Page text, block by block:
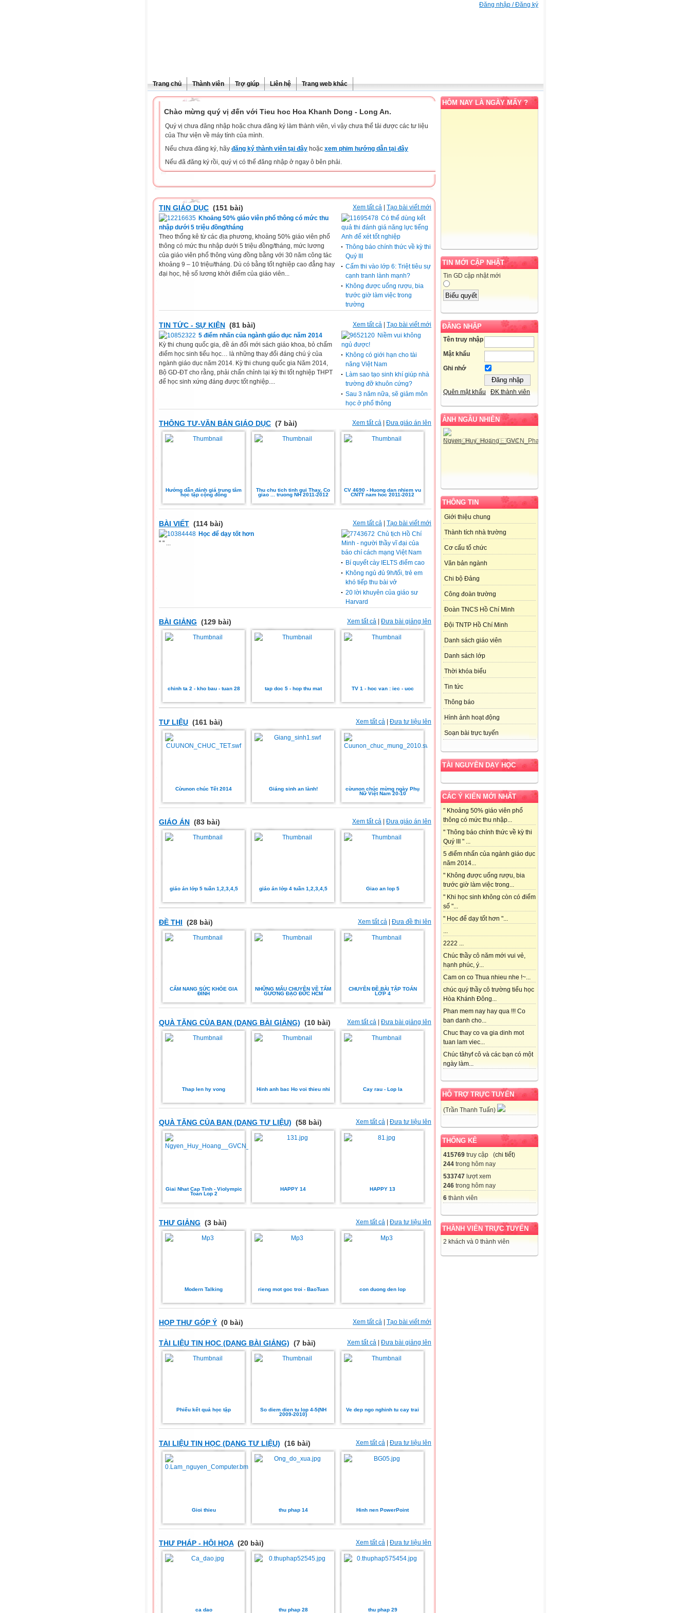
Đăng nhập / Đăng ký
Trang chủ Thành viên Trợ giúp Liên hệ Trang web khác
HÔM NAY LÀ NGÀY MẤY ?
TIN MỚI CẬP NHẬT
Tin GD cập nhật mới
ĐĂNG NHẬP
Tên truy nhập
Mật khẩu
Ghi nhớ
Quên mật khẩu ĐK thành viên
ẢNH NGẪU NHIÊN
THÔNG TIN
Giới thiệu chung
Thành tích nhà trường
Cơ cấu tổ chức
Văn bản ngành
Chi bộ Đảng
Công đoàn trường
Đoàn TNCS Hồ Chí Minh
Đội TNTP Hồ Chí Minh
Danh sách giáo viên
Danh sách lớp
Thời khóa biểu
Tin tức
Thông báo
Hình ảnh hoạt động
Soạn bài trực tuyến
TÀI NGUYÊN DẠY HỌC
CÁC Ý KIẾN MỚI NHẤT
" Khoảng 50% giáo viên phổ
thông có mức thu nhập...
" Thông báo chính thức về kỳ thi
Quý III " ...
5 điểm nhấn của ngành giáo dục
năm 2014...
" Không được uống rượu, bia
trước giờ làm việc trong...
" Khi học sinh không còn có điểm
số "...
" Học để dạy tốt hơn "...
2222 ...
Chúc thầy cô năm mới vui vẻ,
hạnh phúc, ý...
Cam on co Thua nhieu nhe !~...
chúc quý thầy cô trường tiểu học
Hòa Khánh Đông...
Phan mem nay hay qua !!! Co
ban danh cho...
Chuc thay co va gia dinh mot
tuan lam viec...
Chúc tâhyf cô và các bạn có một
ngày làm...
HỖ TRỢ TRỰC TUYẾN
(Trần Thanh Tuấn)
THỐNG KÊ
415769 truy cập (chi tiết)
244 trong hôm nay
533747 lượt xem
246 trong hôm nay
6 thành viên
THÀNH VIÊN TRỰC TUYẾN
2 khách và 0 thành viên
Chào mừng quý vị đến với Tieu hoc Hoa Khanh Dong - Long An.
Quý vị chưa đăng nhập hoặc chưa đăng ký làm thành viên, vì vậy chưa thể tải được các tư liệu
của Thư viện về máy tính của mình.
Nếu chưa đăng ký, hãy đăng ký thành viên tại đây hoặc xem phim hướng dẫn tại đây
Nếu đã đăng ký rồi, quý vị có thể đăng nhập ở ngay ô bên phải.
Xem tất cả Tạo bài viết mới
TIN GIÁO DỤC (151 bài)
Khoảng 50% giáo viên phổ thông có mức thu
nhập dưới 5 triệu đồng/tháng
Theo thống kê từ các địa phương, khoảng 50% giáo viên phổ
thông có mức thu nhập dưới 5 triệu đồng/tháng, mức lương
của giáo viên phổ thông vùng đồng bằng với 30 năm công tác
khoảng 9 – 10 triệu/tháng. Dù có bằng tốt nghiệp cao đẳng hay
đại học, hệ số lương khởi điểm của giáo viên...
Có thể dùng kết
quả thi đánh giá năng lực tiếng
Anh để xét tốt nghiệp
Thông báo chính thức về kỳ thi
Quý III
Cấm thi vào lớp 6: Triệt tiêu sự
cạnh tranh lành mạnh?
Không được uống rượu, bia
trước giờ làm việc trong
trường
Xem tất cả | Tạo bài viết mới
TIN TỨC - SỰ KIỆN (81 bài)
5 điểm nhấn của ngành giáo dục năm 2014
Kỳ thi chung quốc gia, đề án đổi mới sách giáo khoa, bỏ chấm
điểm học sinh tiểu học… là những thay đổi đáng chú ý của
ngành giáo dục năm 2014. Kỳ thi chung quốc gia Năm 2014,
Bộ GD-ĐT cho rằng, phải chấn chỉnh lại kỳ thi tốt nghiệp THPT
để học sinh xứng đáng được tốt nghiệp....
Niềm vui không
ngủ được!
Không có giới hạn cho tài
năng Việt Nam
Làm sao tạo sinh khí giúp nhà
trường đỡ khuôn cứng?
Sau 3 năm nữa, sẽ giảm môn
học ở phổ thông
Xem tất cả Đưa giáo án lên
THÔNG TƯ-VĂN BẢN GIÁO DỤC (7 bài)
Hướng dẫn đánh giá trung tâm
học tập cộng đồng
Thu chu tich tinh gui Thay, Co
giao ... truong NH 2011-2012
CV 4690 - Huong dan nhiem vu
CNTT nam hoc 2011-2012
Xem tất cả | Tạo bài viết mới
BÀI VIẾT (114 bài)
Học để dạy tốt hơn
" " ...
Chủ tịch Hồ Chí
Minh - người thầy vĩ đại của
báo chí cách mạng Việt Nam
Bí quyết cày IELTS điểm cao
Không ngủ đủ 9h/tối, trẻ em
khó tiếp thu bài vở
20 lời khuyên của giáo sư
Harvard
Xem tất cả Đưa bài giảng lên
BÀI GIẢNG (129 bài)
chinh ta 2 - kho bau - tuan 28 tap doc 5 - hop thu mat TV 1 - hoc van : iec - uoc
Xem tất cả | Đưa tư liệu lên
TƯ LIỆU (161 bài)
Cừunon chúc Tết 2014 Giáng sinh an lành!
cừunon chúc mừng ngày Phụ
Nữ Việt Nam 20-10
Xem tất cả Đưa giáo án lên
GIÁO ÁN (83 bài)
giáo án lớp 5 tuần 1,2,3,4,5 giáo án lớp 4 tuần 1,2,3,4,5 Giao an lop 5
Xem tất cả Đưa đề thi lên
ĐỀ THI (28 bài)
CẨM NANG SỨC KHỎE GIA
ĐÌNH
NHỮNG MẨU CHUYỆN VỀ TẤM
GƯƠNG ĐẠO ĐỨC HCM
CHUYÊN ĐỀ BÀI TẬP TOÁN
LỚP 4
Xem tất cả | Đưa bài giảng lên
QUÀ TẶNG CỦA BẠN (DẠNG BÀI GIẢNG) (10 bài)
Thap len hy vong Hinh anh bac Ho voi thieu nhi Cay rau - Lop la
Xem tất cả Đưa tư liệu lên
QUÀ TẶNG CỦA BẠN (DẠNG TƯ LIỆU) (58 bài)
Giai Nhat Cap Tinh - Violympic
Toan Lop 2
HAPPY 14 HAPPY 13
Xem tất cả | Đưa tư liệu lên
THƯ GIẢNG (3 bài)
Modern Talking rieng mot goc troi - BaoTuan con duong den lop
Xem tất cả Tạo bài viết mới
HỌP THƯ GÓP Ý (0 bài)
Xem tất cả Đưa bài giảng lên
TÀI LIỆU TIN HỌC (DẠNG BÀI GIẢNG) (7 bài)
Phiếu kết quả học tập
So diem dien tu lop 4-5(NH
2009-2010)
Ve dep ngo nghinh tu cay trai
Xem tất cả | Đưa tư liệu lên
TAI LIỆU TIN HỌC (DẠNG TƯ LIỆU) (16 bài)
Gioi thieu thu phap 14 Hinh nen PowerPoint
Xem tất cả Đưa tư liệu lên
THƯ PHÁP - HỘI HỌA (20 bài)
ca dao thu phap 28 thu phap 29